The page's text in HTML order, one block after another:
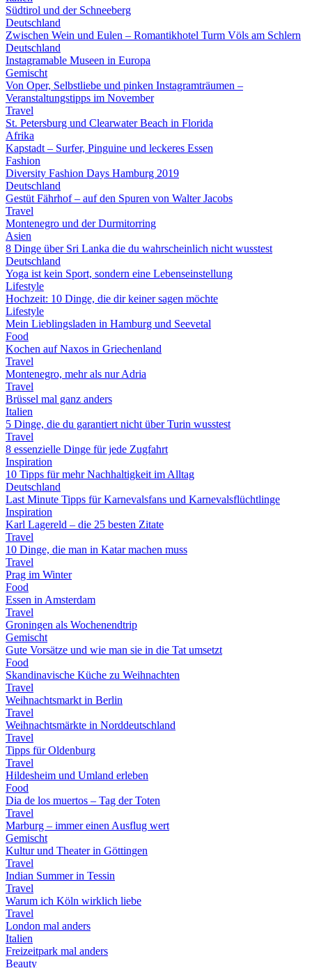
Südtirol und der Schneeberg
Deutschland
Zwischen Wein und Eulen – Romantikhotel Turm Völs am Schlern
Deutschland
Instagramable Museen in Europa
Gemischt
Von Oper, Selbstliebe und pinken Instagramträumen –
Veranstaltungstipps im November
Travel
St. Petersburg und Clearwater Beach in Florida
Afrika
Kapstadt – Surfer, Pinguine und leckeres Essen
Fashion
Diversity Fashion Days Hamburg 2019
Deutschland
Gestüt Fährhof – auf den Spuren von Walter Jacobs
Travel
Montenegro und der Durmitorring
Asien
8 Dinge über Sri Lanka die du wahrscheinlich nicht wusstest
Deutschland
Yoga ist kein Sport, sondern eine Lebenseinstellung
Lifestyle
Hochzeit: 10 Dinge, die dir keiner sagen möchte
Lifestyle
Mein Lieblingsladen in Hamburg und Seevetal
Food
Kochen auf Naxos in Griechenland
Travel
Montenegro, mehr als nur Adria
Travel
Brüssel mal ganz anders
Italien
5 Dinge, die du garantiert nicht über Turin wusstest
Travel
8 essenzielle Dinge für jede Zugfahrt
Inspiration
10 Tipps für mehr Nachhaltigkeit im Alltag
Deutschland
Last Minute Tipps für Karnevalsfans und Karnevalsflüchtlinge
Inspiration
Karl Lagereld – die 25 besten Zitate
Travel
10 Dinge, die man in Katar machen muss
Travel
Prag im Winter
Food
Essen in Amsterdam
Travel
Groningen als Wochenendtrip
Gemischt
Gute Vorsätze und wie man sie in die Tat umsetzt
Food
Skandinavische Küche zu Weihnachten
Travel
Weihnachtsmarkt in Berlin
Travel
Weihnachtsmärkte in Norddeutschland
Travel
Tipps für Oldenburg
Travel
Hildesheim und Umland erleben
Food
Dia de los muertos – Tag der Toten
Travel
Marburg – immer einen Ausflug wert
Gemischt
Kultur und Theater in Göttingen
Travel
Indian Summer in Tessin
Travel
Warum ich Köln wirklich liebe
Travel
London mal anders
Italien
Freizeitpark mal anders
Beauty